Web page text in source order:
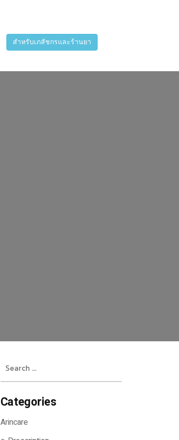
สำหรับเภสัชกรและร้านยา
for:
Categories
Arincare